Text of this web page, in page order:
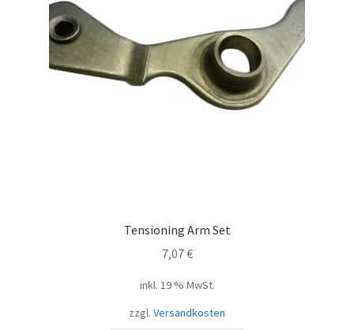
Tensioning Arm Set
7,07€
inkl. 19 % MwSt.
zzgl. Versandkosten